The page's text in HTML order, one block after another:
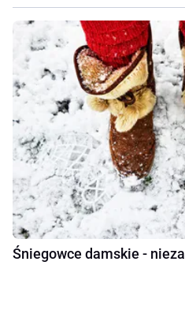
Śniegowce damskie -